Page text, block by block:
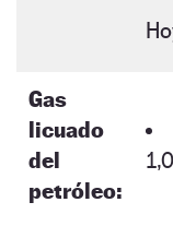
Gas
licuado
del
petróleo: